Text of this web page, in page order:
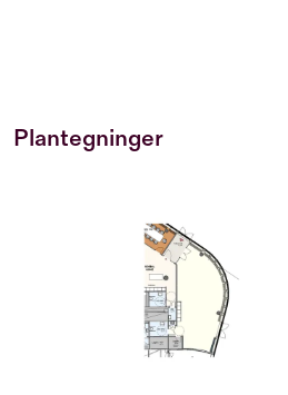
Plantegninger